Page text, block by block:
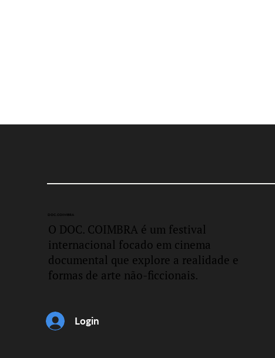
DOC. COIMBRA
O DOC. COIMBRA é um festival
internacional focado em cinema
documental que explore a realidade e
formas de arte não-ficcionais.
Login